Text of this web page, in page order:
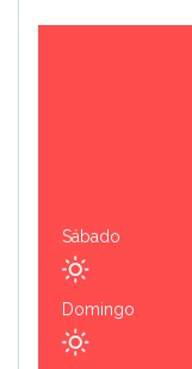
Sábado
Domingo